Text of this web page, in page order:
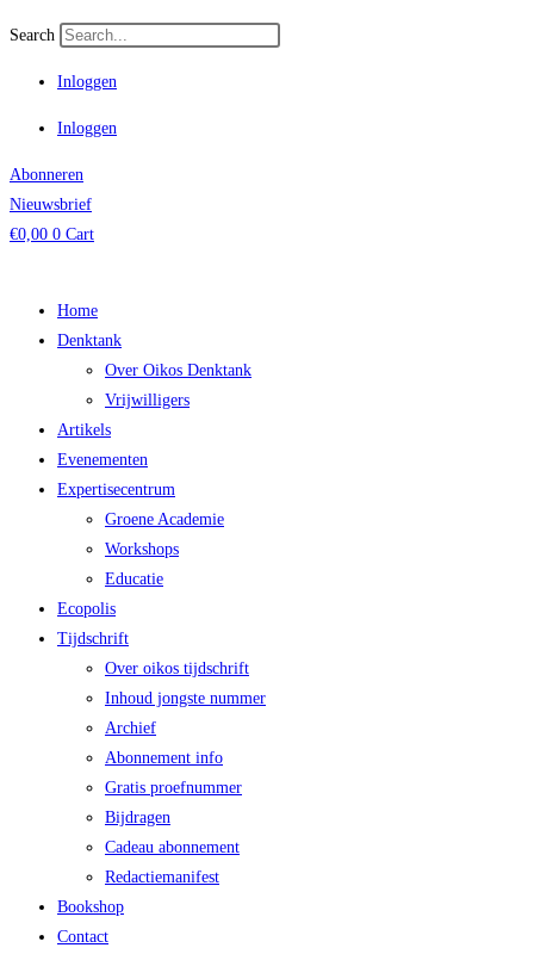
Search
Inloggen
Inloggen
Abonneren
Nieuwsbrief
€0,00 0 Cart
Main
Menu
Home
Denktank
Over Oikos Denktank
Vrijwilligers
Artikels
Evenementen
Expertisecentrum
Groene Academie
Workshops
Educatie
Ecopolis
Tijdschrift
Over oikos tijdschrift
Inhoud jongste nummer
Archief
Abonnement info
Gratis proefnummer
Bijdragen
Cadeau abonnement
Redactiemanifest
Bookshop
Contact